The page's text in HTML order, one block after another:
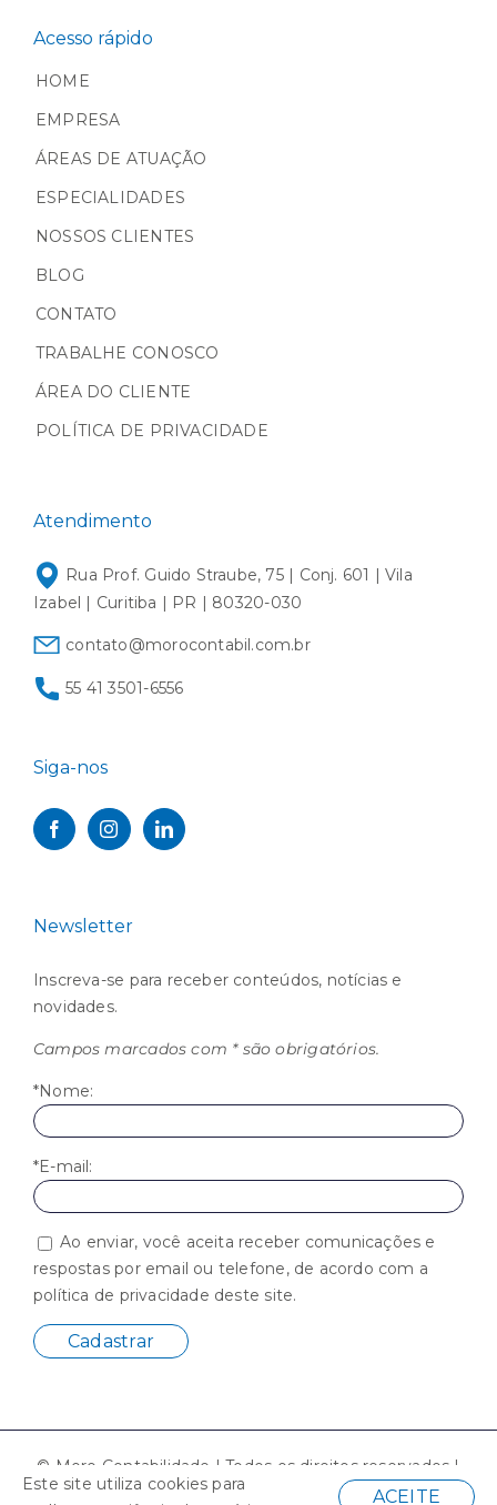
Acesso rápido
HOME
EMPRESA
ÁREAS DE ATUAÇÃO
ESPECIALIDADES
NOSSOS CLIENTES
BLOG
CONTATO
TRABALHE CONOSCO
ÁREA DO CLIENTE
POLÍTICA DE PRIVACIDADE
Atendimento
Rua Prof. Guido Straube, 75 | Conj. 601 | Vila
Izabel | Curitiba | PR | 80320-030
contato@morocontabil.com.br
55 41 3501-6556
Siga-nos
Newsletter
Inscreva-se para receber conteúdos, notícias e
novidades.
Campos marcados com * são obrigatórios.
*Nome:
*E-mail:
Ao enviar, você aceita receber comunicações e
respostas por email ou telefone, de acordo com a
política de privacidade deste site.
© Moro Contabilidade | Todos os direitos reservados |
Desenvolvido por
Este site utiliza cookies para
ACEITE